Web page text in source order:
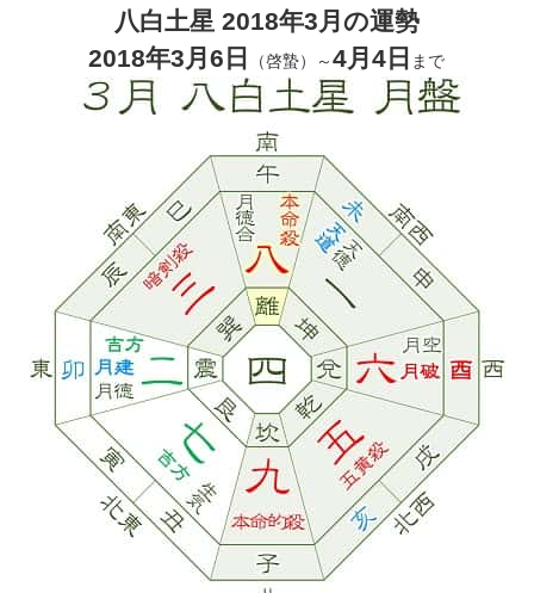
八白土星 2018年3月の運勢
2018年3月6日
（啓蟄）～4月4日 まで